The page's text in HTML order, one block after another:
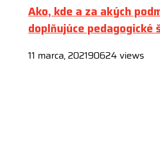
Ako, kde a za akých
doplňujúce pedagogické
11 marca, 202190624 views